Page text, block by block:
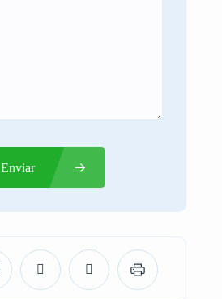
Enviar